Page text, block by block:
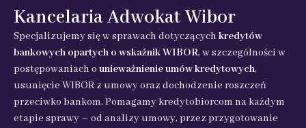
Kancelaria Adwokat Wibor
Specjalizujemy się w sprawach dotyczących kredytów
bankowych opartych o wskaźnik WIBOR, w szczególności w
postępowaniach o unieważnienie umów kredytowych,
usunięcie WIBOR z umowy oraz dochodzenie roszczeń
przeciwko bankom. Pomagamy kredytobiorcom na każdym
etapie sprawy – od analizy umowy, przez przygotowanie